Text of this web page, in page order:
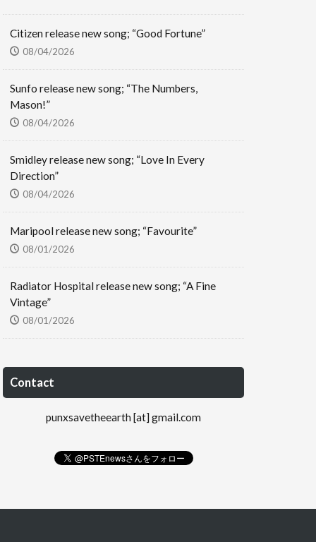
Citizen release new song; “Good Fortune”
08/04/2026
Sunfo release new song; “The Numbers,
Mason!”
08/04/2026
Smidley release new song; “Love In Every
Direction”
08/04/2026
Maripool release new song; “Favourite”
08/01/2026
Radiator Hospital release new song; “A Fine
Vintage”
08/01/2026
Contact
punxsavetheearth [at] gmail.com